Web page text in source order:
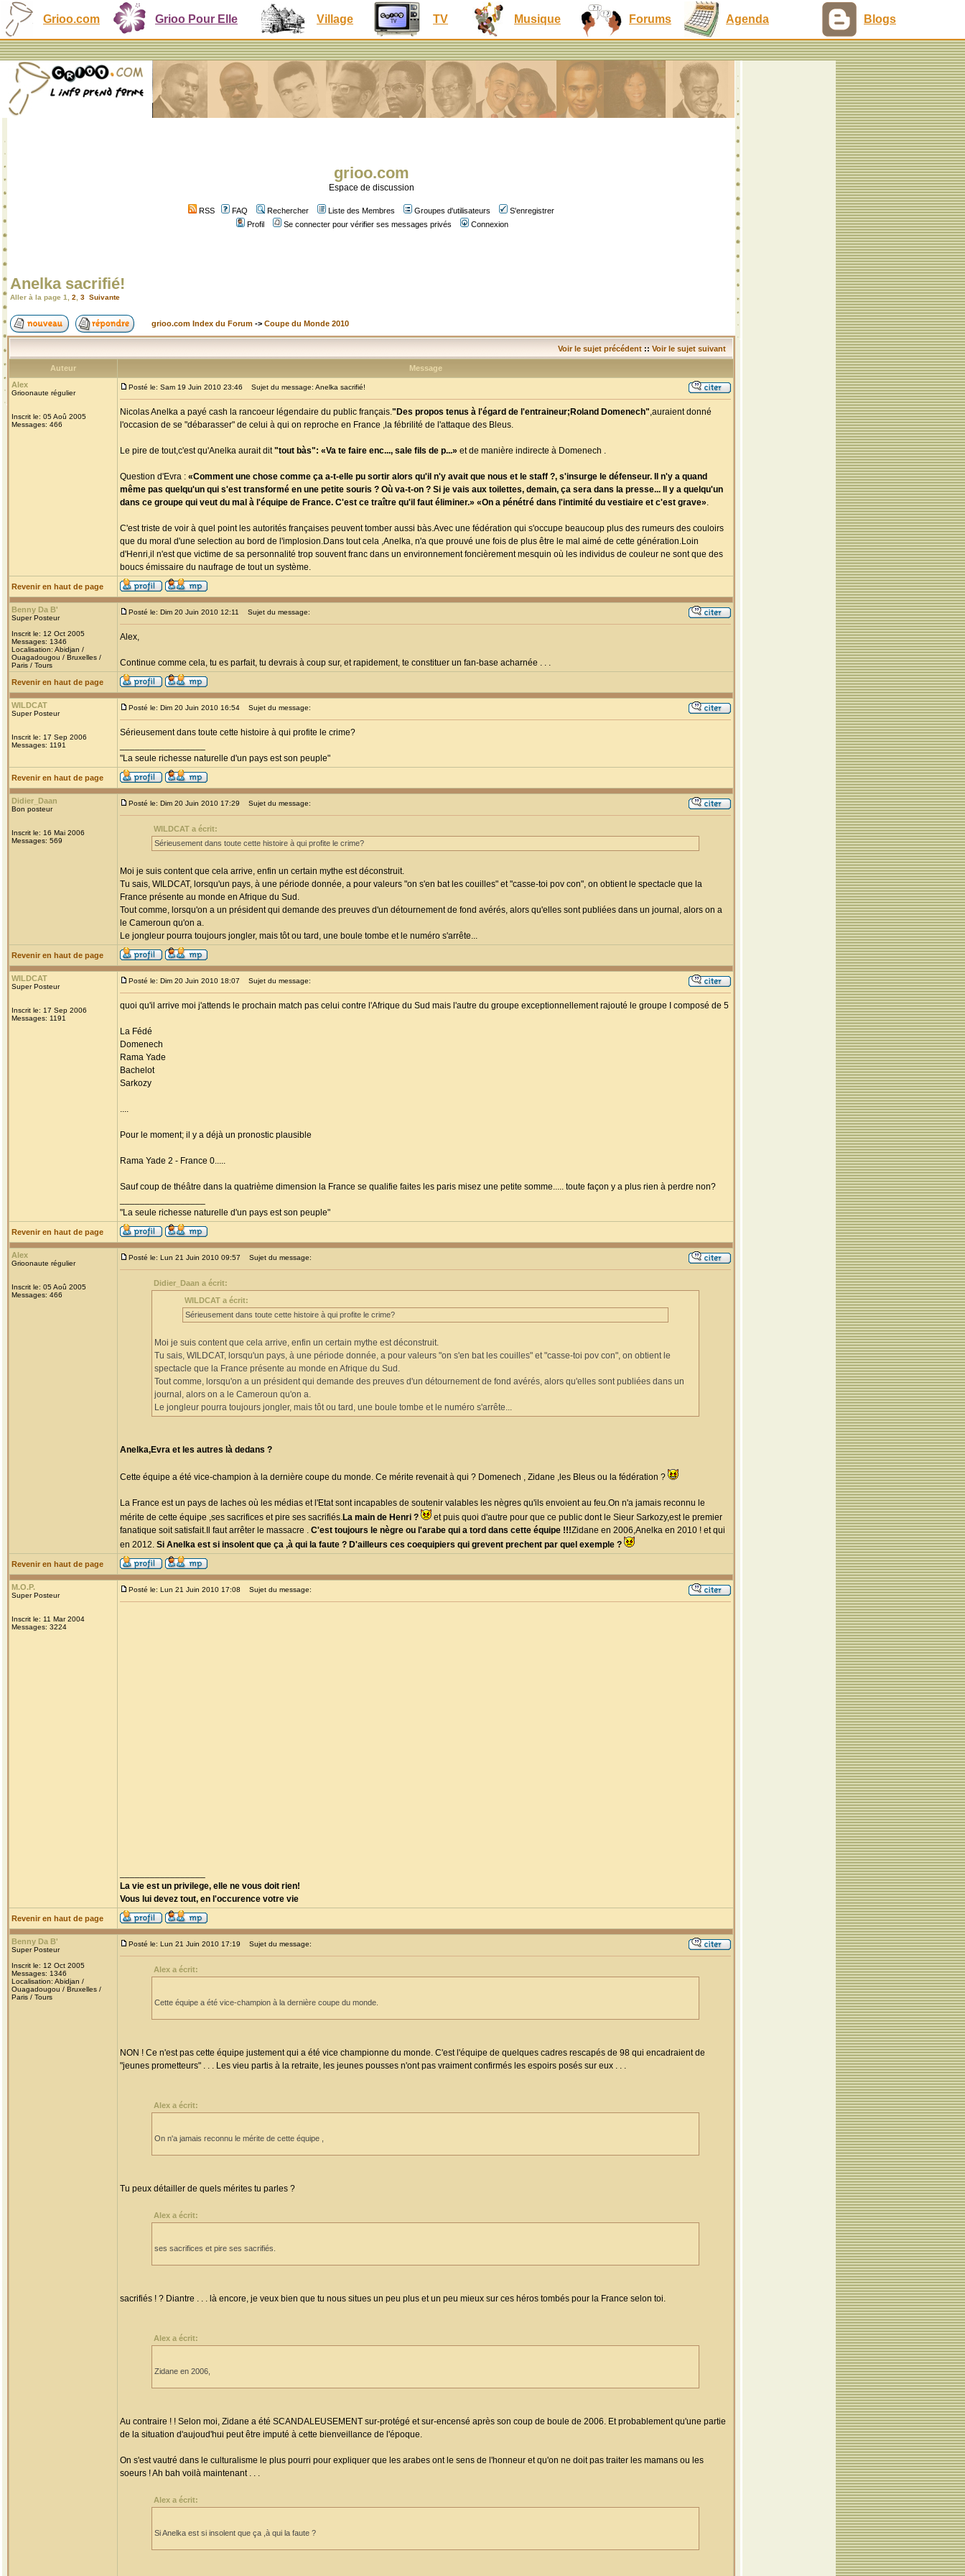
Grioo.com Grioo Pour Elle Village TV Musique Forums Agenda Blogs
grioo.com
Espace de discussion
RSS FAQ Rechercher Liste des Membres Groupes d'utilisateurs
S'enregistrer
Profil
Se connecter pour vérifier ses messages privés Connexion
Anelka sacrifié!
Aller à la page 1 2 3 Suivante
grioo.com Index du Forum -> Coupe du Monde 2010
Voir le sujet précédent :: Voir le sujet suivant
Auteur
Message
Alex
Grioonaute régulier
Inscrit le: 05 Aoû 2005
Messages: 466
Posté le: Sam 19 Juin 2010 23:46 Sujet du message: Anelka sacrifié!
Nicolas Anelka a payé cash la rancoeur légendaire du public français."Des propos tenus à l'égard de l'entraineur;Roland Domenech",auraient donné
l'occasion de se "débarasser" de celui à qui on reproche en France ,la fébrilité de l'attaque des Bleus.
Le pire de tout,c'est qu'Anelka aurait dit"tout bàs": «Va te faire enc..., sale fils de p...» et de manière indirecte à Domenech .
Question d'Evra : «Comment une chose comme ça a-t-elle pu sortir alors qu'il n'y avait que nous et le staff ?, s'insurge le défenseur. Il n'y a quand
même pas quelqu'un qui s'est transformé en une petite souris ? Où va-t-on ? Si je vais aux toilettes, demain, ça sera dans la presse... Il y a quelqu'un
dans ce groupe qui veut du mal à l'équipe de France. C'est ce traître qu'il faut éliminer.» «On a pénétré dans l'intimité du vestiaire et c'est grave».
C'est triste de voir à quel point les autorités françaises peuvent tomber aussi bàs.Avec une fédération qui s'occupe beaucoup plus des rumeurs des couloirs
que du moral d'une selection au bord de l'implosion.Dans tout cela ,Anelka, n'a que prouvé une fois de plus être le mal aimé de cette génération.Loin
d'Henri,il n'est que victime de sa personnalité trop souvent franc dans un environnement foncièrement mesquin où les individus de couleur ne sont que des
boucs émissaire du naufrage de tout un système.
Revenir en haut de page
Benny Da B'
Super Posteur
Inscrit le: 12 Oct 2005
Messages: 1346
Localisation: Abidjan /
Ouagadougou / Bruxelles /
Paris / Tours
Posté le: Dim 20 Juin 2010 12:11 Sujet du message:
Alex,
Continue comme cela, tu es parfait, tu devrais à coup sur, et rapidement, te constituer un fan-base acharnée . . .
Revenir en haut de page
WILDCAT
Super Posteur
Inscrit le: 17 Sep 2006
Messages: 1191
Posté le: Dim 20 Juin 2010 16:54 Sujet du message:
Sérieusement dans toute cette histoire à qui profite le crime?
"La seule richesse naturelle d'un pays est son peuple"
Revenir en haut de page
Didier_Daan
Bon posteur
Inscrit le: 16 Mai 2006
Messages: 569
Posté le: Dim 20 Juin 2010 17:29 Sujet du message:
WILDCAT a écrit:
Sérieusement dans toute cette histoire à qui profite le crime?
Moi je suis content que cela arrive, enfin un certain mythe est déconstruit.
Tu sais, WILDCAT, lorsqu'un pays, à une période donnée, a pour valeurs "on s'en bat les couilles" et "casse-toi pov con", on obtient le spectacle que la
France présente au monde en Afrique du Sud.
Tout comme, lorsqu'on a un président qui demande des preuves d'un détournement de fond avérés, alors qu'elles sont publiées dans un journal, alors on a
le Cameroun qu'on a.
Le jongleur pourra toujours jongler, mais tôt ou tard, une boule tombe et le numéro s'arrête...
Revenir en haut de page
WILDCAT
Super Posteur
Inscrit le: 17 Sep 2006
Messages: 1191
Posté le: Dim 20 Juin 2010 18:07 Sujet du message:
quoi qu'il arrive moi j'attends le prochain match pas celui contre l'Afrique du Sud mais l'autre du groupe exceptionnellement rajouté le groupe I composé de 5
La Fédé
Domenech
Rama Yade
Bachelot
Sarkozy
....
Pour le moment; il y a déjà un pronostic plausible
Rama Yade 2 - France 0.....
Sauf coup de théâtre dans la quatrième dimension la France se qualifie faites les paris misez une petite somme..... toute façon y a plus rien à perdre non?
"La seule richesse naturelle d'un pays est son peuple"
Revenir en haut de page
Alex
Grioonaute régulier
Inscrit le: 05 Aoû 2005
Messages: 466
Posté le: Lun 21 Juin 2010 09:57 Sujet du message:
Didier_Daan a écrit:
WILDCAT a écrit:
Sérieusement dans toute cette histoire à qui profite le crime?
Moi je suis content que cela arrive, enfin un certain mythe est déconstruit.
Tu sais, WILDCAT, lorsqu'un pays, à une période donnée, a pour valeurs "on s'en bat les couilles" et "casse-toi pov con", on obtient le
spectacle que la France présente au monde en Afrique du Sud.
Tout comme, lorsqu'on a un président qui demande des preuves d'un détournement de fond avérés, alors qu'elles sont publiées dans un
journal, alors on a le Cameroun qu'on a.
Le jongleur pourra toujours jongler, mais tôt ou tard, une boule tombe et le numéro s'arrête...
Anelka,Evra et les autres là dedans ?
Cette équipe a été vice-champion à la dernière coupe du monde. Ce mérite revenait à qui ? Domenech , Zidane ,les Bleus ou la fédération ?
La France est un pays de laches où les médias et l'Etat sont incapables de soutenir valables les nègres qu'ils envoient au feu.On n'a jamais reconnu le
mérite de cette équipe ,ses sacrifices et pire ses sacrifiés.La main de Henri ?
et puis quoi d'autre pour que ce public dont le Sieur Sarkozy,est le premier
fanatique soit satisfait.Il faut arrêter le massacre . C'est toujours le nègre ou l'arabe qui a tord dans cette équipe !!!Zidane en 2006,Anelka en 2010 ! et qui
en 2012. Si Anelka est si insolent que ça ,à qui la faute ? D'ailleurs ces coequipiers qui grevent prechent par quel exemple ?
Revenir en haut de page
M.O.P.
Super Posteur
Inscrit le: 11 Mar 2004
Messages: 3224
Posté le: Lun 21 Juin 2010 17:08 Sujet du message:
La vie est un privilege, elle ne vous doit rien!
Vous lui devez tout, en l'occurence votre vie
Revenir en haut de page
Benny Da B'
Super Posteur
Inscrit le: 12 Oct 2005
Messages: 1346
Localisation: Abidjan /
Ouagadougou / Bruxelles /
Paris / Tours
Posté le: Lun 21 Juin 2010 17:19 Sujet du message:
Alex a écrit:
Cette équipe a été vice-champion à la dernière coupe du monde.
NON ! Ce n'est pas cette équipe justement qui a été vice championne du monde. C'est l'équipe de quelques cadres rescapés de 98 qui encadraient de
"jeunes prometteurs" . . . Les vieu partis à la retraite, les jeunes pousses n'ont pas vraiment confirmés les espoirs posés sur eux . . .
Alex a écrit:
On n'a jamais reconnu le mérite de cette équipe ,
Tu peux détailler de quels mérites tu parles ?
Alex a écrit:
ses sacrifices et pire ses sacrifiés.
sacrifiés ! ? Diantre . . . là encore, je veux bien que tu nous situes un peu plus et un peu mieux sur ces héros tombés pour la France selon toi.
Alex a écrit:
Zidane en 2006,
Au contraire ! ! Selon moi, Zidane a été SCANDALEUSEMENT sur-protégé et sur-encensé après son coup de boule de 2006. Et probablement qu'une partie
de la situation d'aujoud'hui peut être imputé à cette bienveillance de l'époque.
On s'est vautré dans le culturalisme le plus pourri pour expliquer que les arabes ont le sens de l'honneur et qu'on ne doit pas traiter les mamans ou les
soeurs ! Ah bah voilà maintenant . . .
Alex a écrit:
Si Anelka est si insolent que ça ,à qui la faute ?